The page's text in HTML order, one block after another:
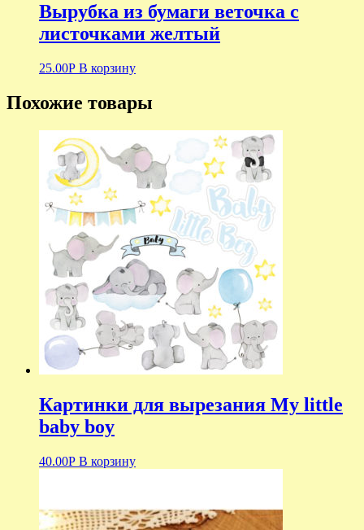
Вырубка из бумаги веточка с
листочками желтый
25.00Р В корзину
Похожие товары
Картинки для вырезания My little
baby boy
40.00Р В корзину